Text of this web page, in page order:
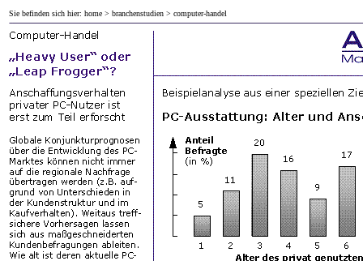
Sie befinden sich hier: home > branchenstudien > computer-handel